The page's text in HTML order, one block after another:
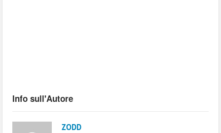
Info sull'Autore
ZODD